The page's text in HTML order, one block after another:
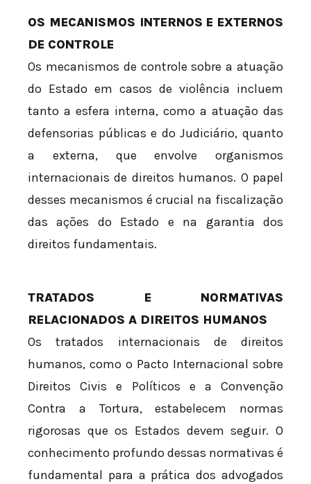
OS MECANISMOS INTERNOS E EXTERNOS
DE CONTROLE
Os mecanismos de controle sobre a atuação
do Estado em casos de violência incluem
tanto a esfera interna, como a atuação das
defensorias públicas e do Judiciário, quanto
a externa, que envolve organismos
internacionais de direitos humanos. O papel
desses mecanismos é crucial na fiscalização
das ações do Estado e na garantia dos
direitos fundamentais.
TRATADOS E NORMATIVAS
RELACIONADOS A DIREITOS HUMANOS
Os tratados internacionais de direitos
humanos, como o Pacto Internacional sobre
Direitos Civis e Políticos e a Convenção
Contra a Tortura, estabelecem normas
rigorosas que os Estados devem seguir. O
conhecimento profundo dessas normativas é
fundamental para a prática dos advogados